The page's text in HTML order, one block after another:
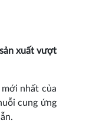
xuất vượt
nhất của
cung ứng